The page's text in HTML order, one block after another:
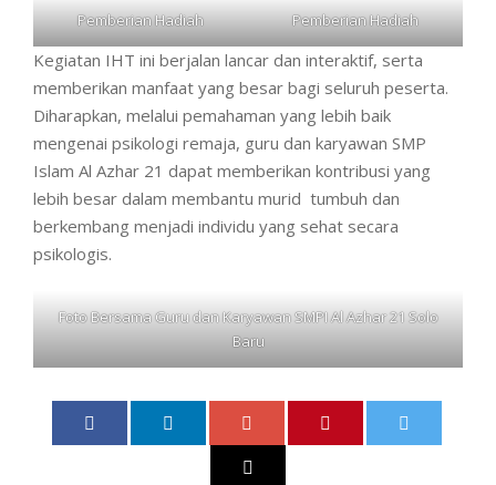
Pemberian Hadiah Pemberian Hadiah
Kegiatan IHT ini berjalan lancar dan interaktif, serta
memberikan manfaat yang besar bagi seluruh peserta.
Diharapkan, melalui pemahaman yang lebih baik
mengenai psikologi remaja, guru dan karyawan SMP
Islam Al Azhar 21 dapat memberikan kontribusi yang
lebih besar dalam membantu murid tumbuh dan
berkembang menjadi individu yang sehat secara
psikologis.
Foto Bersama Guru dan Karyawan SMPI Al Azhar 21 Solo
Baru